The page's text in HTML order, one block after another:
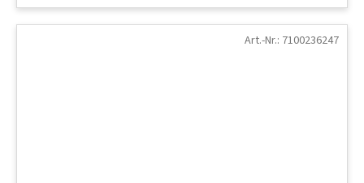
Art.-Nr.: 7100236247